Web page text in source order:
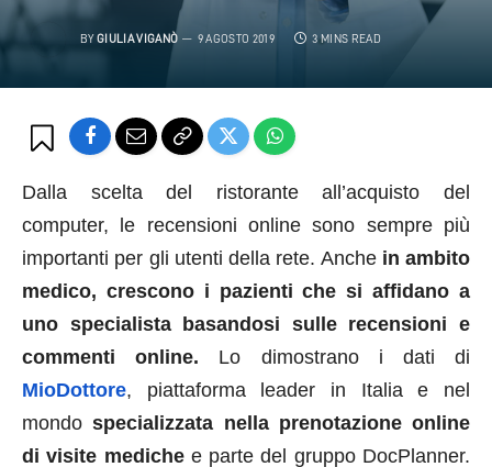
BY GIULIA VIGANÒ 9 AGOSTO 2019 3 MINS READ
Dalla scelta del ristorante all’acquisto del
computer, le recensioni online sono sempre più
importanti per gli utenti della rete. Anche in ambito
medico, crescono i pazienti che si affidano a
uno specialista basandosi sulle recensioni e
commenti online. Lo dimostrano i dati di
MioDottore, piattaforma leader in Italia e nel
mondospecializzata nella prenotazione online
di visite medichee parte del gruppo DocPlanner.